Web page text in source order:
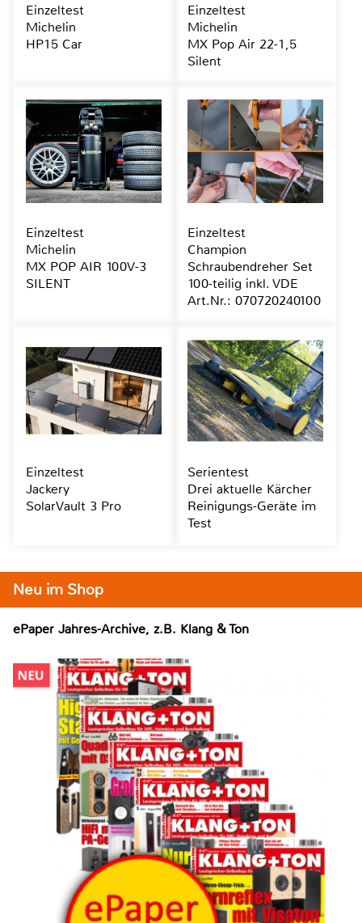
Neu im Shop
ePaper Jahres-Archive, z.B. Klang & Ton
Einzeltest
Michelin
HP15 Car
Einzeltest
Michelin
MX Pop Air 22-1,5
Silent
Einzeltest
Michelin
MX POP AIR 100V-3
SILENT
Einzeltest
Champion
Schraubendreher Set
100-teilig inkl. VDE
Art.Nr.: 070720240100
Einzeltest
Jackery
SolarVault 3 Pro
Serientest
Drei aktuelle Kärcher
Reinigungs-Geräte im
Test